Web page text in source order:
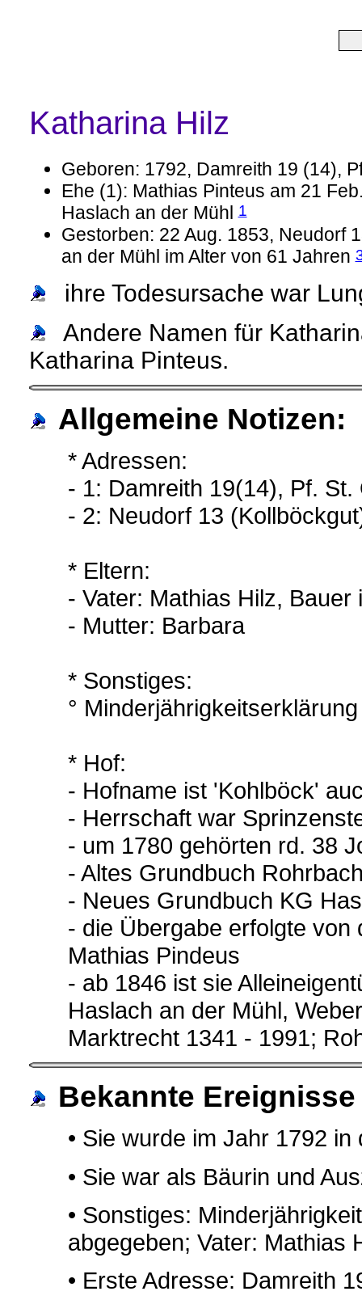
Katharina Hilz
Geboren: 1792, Damreith 19 (14),
Ehe (1): Mathias Pinteus am 21
Haslach an der Mühl1
Gestorben: 22 Aug. 1853, Neudorf
an der Mühl im Alter von 61 Jahren
ihre Todesursache war
Andere Namen für
Katharina Pinteus.
Allgemeine Notizen:
* Adressen:
- 1: Damreith 19(14), Pf.
- 2: Neudorf 13
* Eltern:
- Vater: Mathias Hilz, Bauer
- Mutter: Barbara
* Sonstiges:
°
* Hof:
- Hofname ist 'Kohlböck'
- Herrschaft war
- um 1780 gehörten rd. 38
- Altes Grundbuch
- Neues Grundbuch KG
- die Übergabe erfolgte
Mathias Pindeus
- ab 1846 ist sie
Haslach an der Mühl,
Marktrecht 1341 - 1991;
Bekannte
• Sie wurde im Jahr 1792
• Sie war als Bäurin und
• Sonstiges:
abgegeben; Vater: Mathias
• Erste Adresse: Damreith